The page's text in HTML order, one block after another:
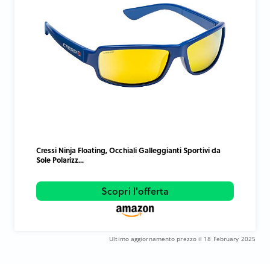
Cressi Ninja Floating, Occhiali Galleggianti Sportivi da
Sole Polarizz...
Scopri l'offerta
Ultimo aggiornamento prezzo il 18 February 2025